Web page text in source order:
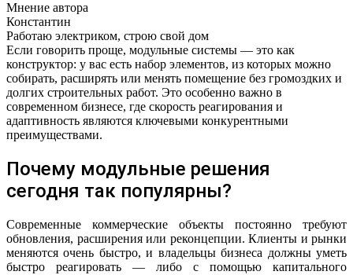
Мнение автора
Константин
Работаю электриком, строю свой дом
Если говорить проще, модульные системы — это как
конструктор: у вас есть набор элементов, из которых можно
собирать, расширять или менять помещение без громоздких и
долгих строительных работ. Это особенно важно в
современном бизнесе, где скорость реагирования и
адаптивность являются ключевыми конкурентными
преимуществами.
Почему модульные решения
сегодня так популярны?
Современные коммерческие объекты постоянно требуют
обновления, расширения или реконцепции. Клиенты и рынки
меняются очень быстро, и владельцы бизнеса должны уметь
быстро реагировать — либо с помощью капитального